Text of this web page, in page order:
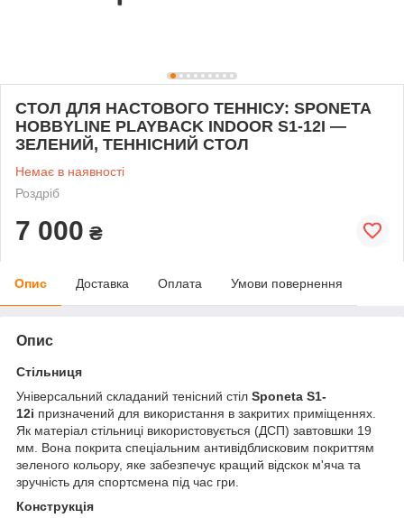
СТОЛ ДЛЯ НАСТОВОГО ТЕННІСУ: SPONETA
HOBBYLINE PLAYBACK INDOOR S1-12I —
ЗЕЛЕНИЙ, ТЕННІСНИЙ СТОЛ
Немає в наявності
Роздріб
7 000 ₴
Опис Доставка Оплата Умови повернення
Опис
Стільниця
Універсальний складаний тенісний стіл Sponeta S1-
12i призначений для використання в закритих приміщеннях.
Як матеріал стільниці використовується (ДСП) завтовшки 19
мм. Вона покрита спеціальним антивідблисковим покриттям
зеленого кольору, яке забезпечує кращий відскок м'яча та
зручність для спортсмена під час гри.
Конструкція